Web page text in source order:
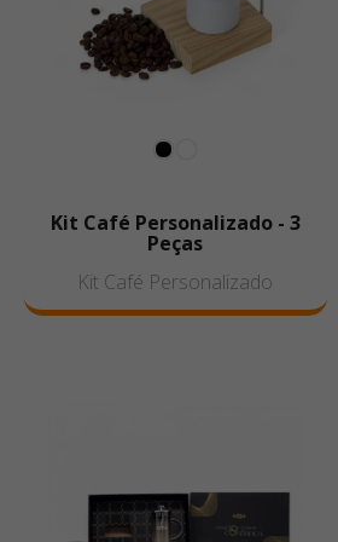
Kit Café Personalizado - 3
Peças
Kit Café Personalizado